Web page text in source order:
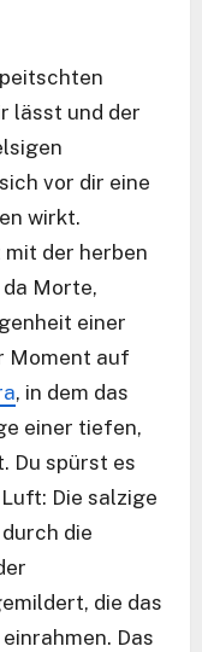
lässt und der
vor dir eine
wirkt.
der herben
Morte,
einer
Moment auf
, in dem das
einer tiefen,
Du spürst es
Die salzige
die
die das
Das